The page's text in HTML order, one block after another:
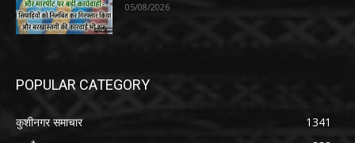
05/08/2026
POPULAR CATEGORY
कुशीनगर समाचार
1341